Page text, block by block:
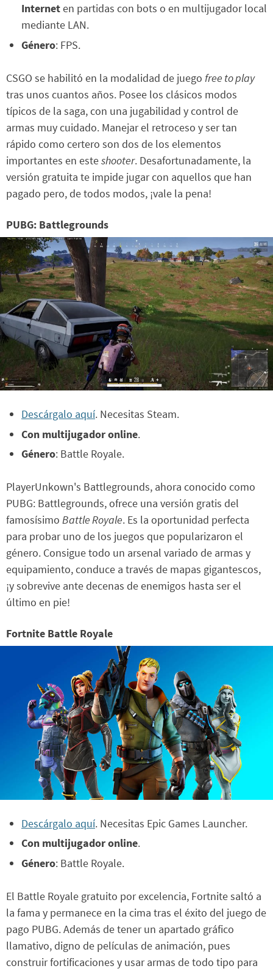
Interneten partidas con bots o en multijugador local
mediante LAN.
Género: FPS.
CSGO se habilitó en la modalidad de juego free to play
tras unos cuantos años. Posee los clásicos modos
típicos de la saga, con una jugabilidad y control de
armas muy cuidado. Manejar el retroceso y ser tan
rápido como certero son dos de los elementos
importantes en esteshooter. Desafortunadamente, la
versión gratuita te impide jugar con aquellos que han
pagado pero, de todos modos, ¡vale la pena!
PUBG: Battlegrounds
Descárgalo aquí. Necesitas Steam.
Con multijugador online.
Género: Battle Royale.
PlayerUnkown's Battlegrounds, ahora conocido como
PUBG: Battlegrounds, ofrece una versión gratis del
famosísimo Battle Royale. Es la oportunidad perfecta
para probar uno de los juegos que popularizaron el
género. Consigue todo un arsenal variado de armas y
equipamiento, conduce a través de mapas gigantescos,
¡y sobrevive ante decenas de enemigos hasta ser el
último en pie!
Fortnite Battle Royale
Descárgalo aquí. Necesitas Epic Games Launcher.
Con multijugador online.
Género: Battle Royale.
El Battle Royale gratuito por excelencia, Fortnite saltó a
la fama y permanece en la cima tras el éxito del juego de
pago PUBG. Además de tener un apartado gráfico
llamativo, digno de películas de animación, pues
construir fortificaciones y usar armas de todo tipo para